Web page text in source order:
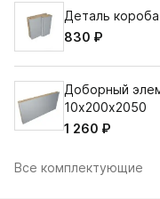
Деталь
830 ₽
Доборный
10х200х2050
1 260 ₽
Все комплектующие